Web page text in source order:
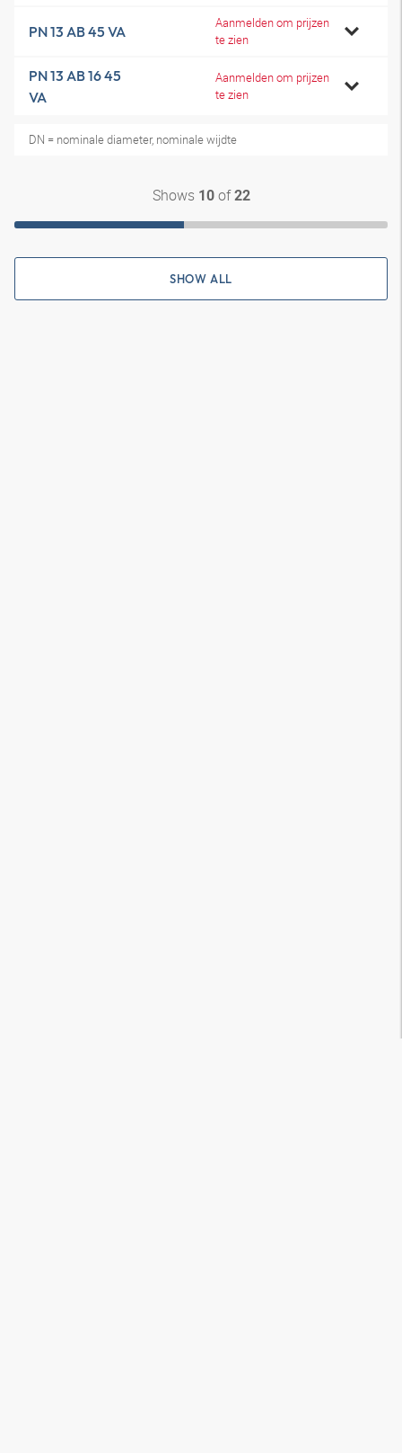
PN 13 AB 45 VA
Aanmelden om prijzen
te zien
PN 13 AB 16 45
VA
Aanmelden om prijzen
te zien
DN = nominale diameter, nominale wijdte
Shows 10of22
SHOW ALL